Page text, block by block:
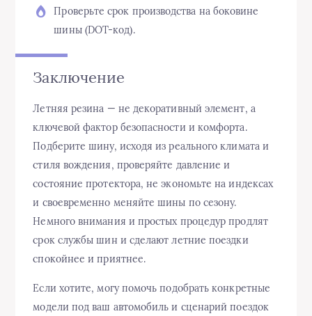
Проверьте срок производства на боковине
шины (DOT-код).
Заключение
Летняя резина — не декоративный элемент, а
ключевой фактор безопасности и комфорта.
Подберите шину, исходя из реального климата и
стиля вождения, проверяйте давление и
состояние протектора, не экономьте на индексах
и своевременно меняйте шины по сезону.
Немного внимания и простых процедур продлят
срок службы шин и сделают летние поездки
спокойнее и приятнее.
Если хотите, могу помочь подобрать конкретные
модели под ваш автомобиль и сценарий поездок